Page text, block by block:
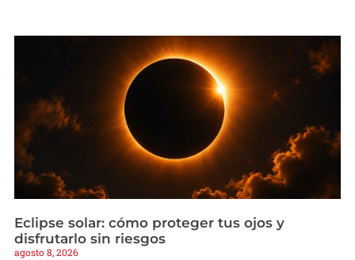
Eclipse solar: cómo proteger tus ojos y
disfrutarlo sin riesgos
agosto 8, 2026